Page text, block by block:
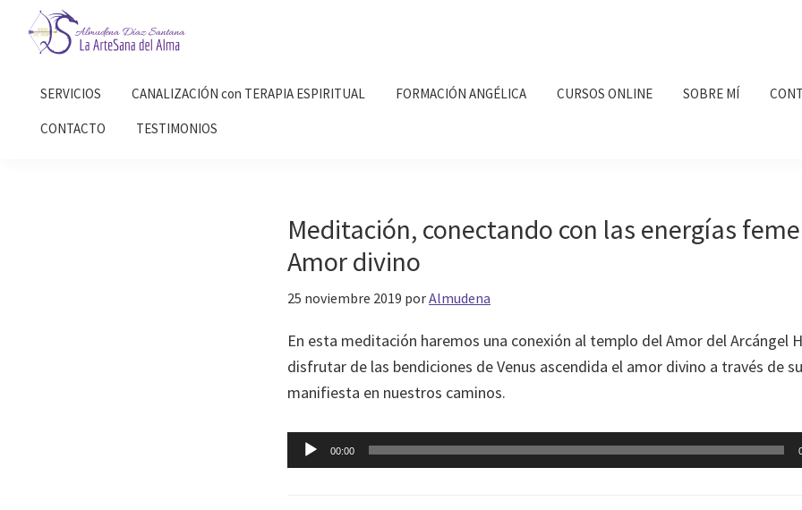
Saltar
navegación
Saltar
principal
Díaz
Santana
Artesana
del
SERVICIOS CANALIZACIÓN con TERAPIA ESPIRITUAL FORMACIÓN ANGÉLICA CURSOS ONLINE SOBRE MÍ
CONTACTO TESTIMONIOS
Meditación, conectando con las energías
Amor divino
25 noviembre 2019 porAlmudena
En esta meditación haremos una conexión al templo del Amor del Arcángel
disfrutar de las bendiciones de Venus ascendida el amor divino a través de
manifiesta en nuestros caminos.
Reproductor
de
00:00